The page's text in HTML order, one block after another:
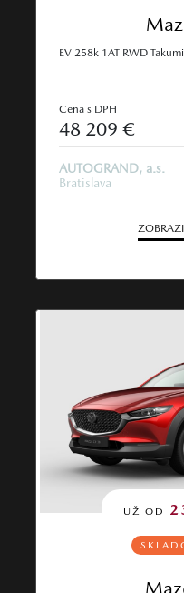
EV 258k 1AT RWD
Cena s DPH
48 209 €
AUTOGRAND, a.s.
Bratislava
UŽ OD